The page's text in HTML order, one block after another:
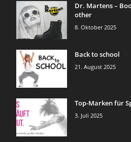
Dr. Martens –
other
8. Oktober 2025
Back to school
21. August 2025
Top-Marken für
3. Juli 2025